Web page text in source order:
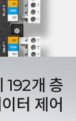
192개 층
터 제어